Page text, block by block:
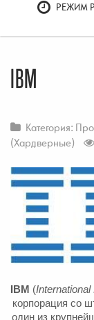
РЕЖИМ
IBM
Категория:
(Хардверные)
IBM (
корпорация со
один из